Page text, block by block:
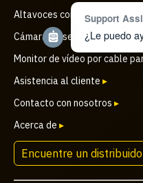
Altavoces comerciales▸
Cámara de seguridad IP
Monitor de vídeo por cable
Asistencia al cliente ▸
Contacto con nosotros ▸
Acerca de ▸
Encuentre un
Support
¿Le puedo